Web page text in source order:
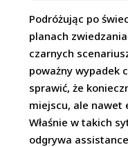
Podróżując po
planach
czarnych
poważny wypadek
sprawić, że
miejscu, ale nawet
Właśnie w takich
odgrywa